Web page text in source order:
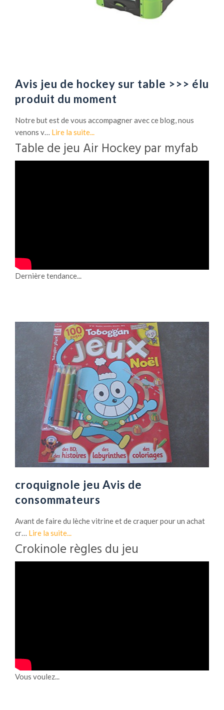
Avis jeu de hockey sur table >>> élu
produit du moment
Notre but est de vous accompagner avec ce blog, nous
venons v… Lire la suite...
Table de jeu Air Hockey par myfab
Dernière tendance...
croquignole jeu Avis de
consommateurs
Avant de faire du lèche vitrine et de craquer pour un achat
cr… Lire la suite...
Crokinole règles du jeu
Vous voulez...